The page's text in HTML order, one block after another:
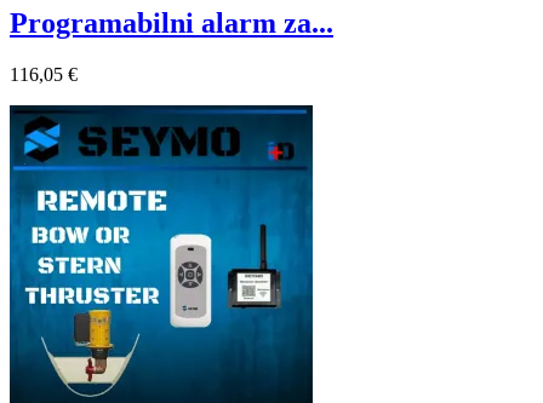
Programabilni alarm za...
116,05 €